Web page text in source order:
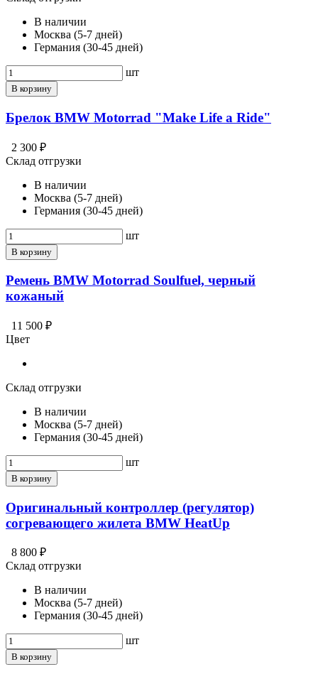
В наличии
Москва (5-7 дней)
Германия (30-45 дней)
шт
В корзину
Брелок BMW Motorrad "Make Life a Ride"
2 300 ₽
Склад отгрузки
В наличии
Москва (5-7 дней)
Германия (30-45 дней)
шт
В корзину
Ремень BMW Motorrad Soulfuel, черный
кожаный
11 500 ₽
Цвет
Склад отгрузки
В наличии
Москва (5-7 дней)
Германия (30-45 дней)
шт
В корзину
Оригинальный контроллер (регулятор)
согревающего жилета BMW HeatUp
8 800 ₽
Склад отгрузки
В наличии
Москва (5-7 дней)
Германия (30-45 дней)
шт
В корзину